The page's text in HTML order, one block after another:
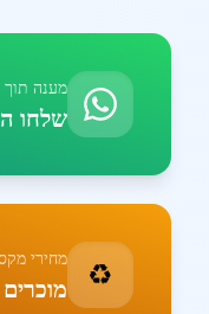
מענה תוך
שלחו
♻️ מחירי